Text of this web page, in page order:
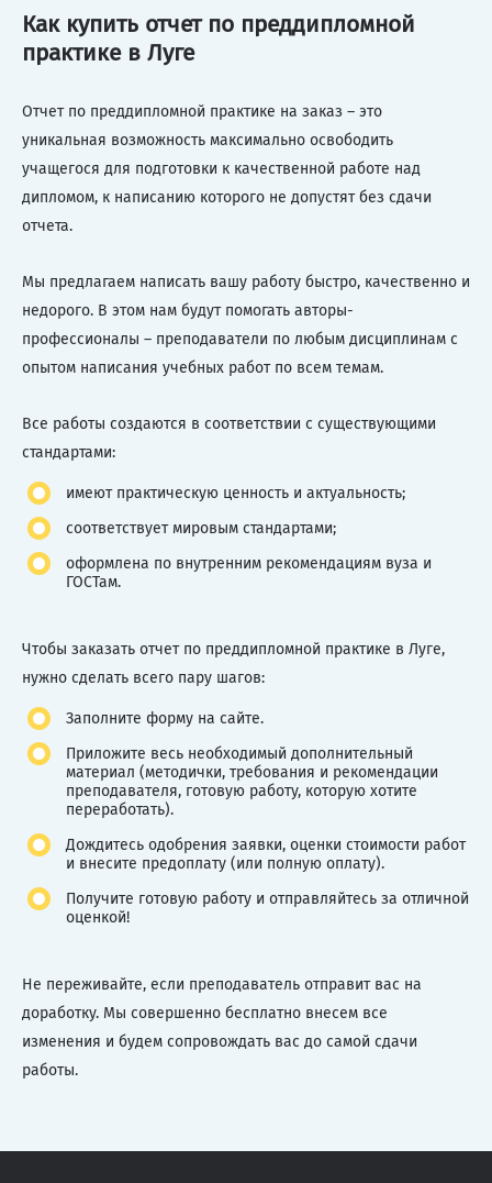
Как купить отчет по преддипломной
практике в Луге
Отчет по преддипломной практике на заказ – это
уникальная возможность максимально освободить
учащегося для подготовки к качественной работе над
дипломом, к написанию которого не допустят без сдачи
отчета.
Мы предлагаем написать вашу работу быстро, качественно и
недорого. В этом нам будут помогать авторы-
профессионалы – преподаватели по любым дисциплинам с
опытом написания учебных работ по всем темам.
Все работы создаются в соответствии с существующими
стандартами:
имеют практическую ценность и актуальность;
соответствует мировым стандартами;
оформлена по внутренним рекомендациям вуза и
ГОСТам.
Чтобы заказать отчет по преддипломной практике в Луге,
нужно сделать всего пару шагов:
Заполните форму на сайте.
Приложите весь необходимый дополнительный
материал (методички, требования и рекомендации
преподавателя, готовую работу, которую хотите
переработать).
Дождитесь одобрения заявки, оценки стоимости работ
и внесите предоплату (или полную оплату).
Получите готовую работу и отправляйтесь за отличной
оценкой!
Не переживайте, если преподаватель отправит вас на
доработку. Мы совершенно бесплатно внесем все
изменения и будем сопровождать вас до самой сдачи
работы.